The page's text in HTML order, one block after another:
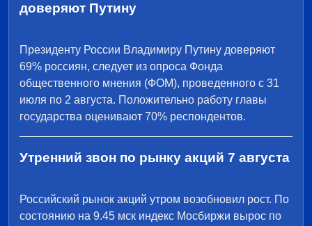
доверяют Путину
Президенту России Владимиру Путину доверяют
69% россиян, следует из опроса Фонда
общественного мнения (ФОМ), проведенного с 31
июля по 2 августа. Положительно работу главы
государства оценивают 70% респондентов.
Утренний звон по рынку акций 7 августа
Российский рынок акций утром возобновил рост. По
состоянию на 9.45 мск индекс Мосбиржи вырос по